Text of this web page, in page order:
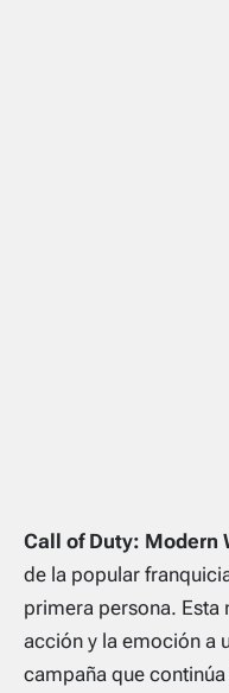
Call of Duty: Modern
de la popular
primera persona. Esta
acción y la emoción a
campaña que